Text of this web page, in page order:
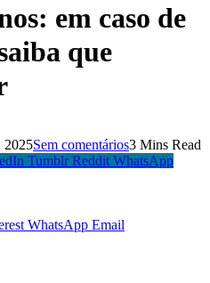
em caso de
que
2025Sem comentários3 Mins Read
Tumblr Reddit WhatsApp
WhatsApp Email